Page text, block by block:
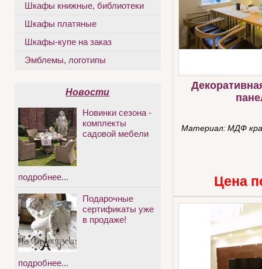
Материал:МДФ
Цена
Шкафы книжные, библиотеки
Шкафы платяные
Шкафы-купе на заказ
Эмблемы, логотипы
Новости
Новинки сезона -
комплекты
садовой мебели
подробнее...
Подарочные
сертификаты уже
в продаже!
подробнее...